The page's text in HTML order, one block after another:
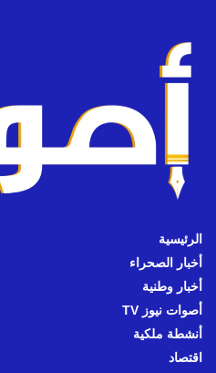
الرئيسية
أخبار الصحراء
أخبار وطنية
أصوات نيوز TV
أنشطة ملكية
اقتصاد